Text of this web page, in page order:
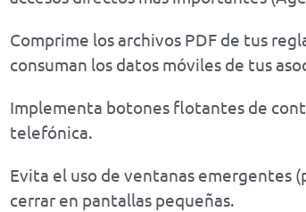
Comprime los archivos PDF de tus
consuman los datos móviles de tus
Implementa botones flotantes de
telefónica.
Evita el uso de ventanas emergentes
cerrar en pantallas pequeñas.